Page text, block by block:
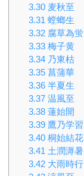
3.30 麦秋至
3.31 螳螂生
3.32 腐草為蛍
3.33 梅子黄
3.34 乃東枯
3.35 菖蒲華
3.36 半夏生
3.37 温風至
3.38 蓮始開
3.39 鷹乃学習
3.40 桐始結花
3.41 土潤溽暑
3.42 大雨時行